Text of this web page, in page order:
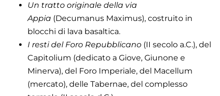
Un tratto originale della via
Appia (Decumanus Maximus), costruito in
blocchi di lava basaltica.
I resti del Foro Repubblicano (II secolo a.C.), del
Capitolium (dedicato a Giove, Giunone e
Minerva), del Foro Imperiale, del Macellum
(mercato), delle Tabernae, del complesso